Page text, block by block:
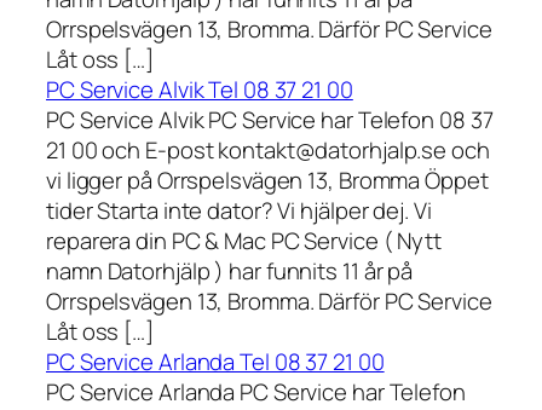
Orrspelsvägen 13, Bromma. Därför PC Service
Låt oss […]
PC Service Alvik Tel 08 37 21 00
PC Service Alvik PC Service har Telefon 08 37
21 00 och E-post kontakt@datorhjalp.se och
vi ligger på Orrspelsvägen 13, Bromma Öppet
tider Starta inte dator? Vi hjälper dej. Vi
reparera din PC & Mac PC Service ( Nytt
namn Datorhjälp ) har funnits 11 år på
Orrspelsvägen 13, Bromma. Därför PC Service
Låt oss […]
PC Service Arlanda Tel 08 37 21 00
PC Service Arlanda PC Service har Telefon